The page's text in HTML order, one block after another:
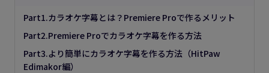
Part1.カラオケ字幕とは？Premiere Proで作るメリット
Part2.Premiere Proでカラオケ字幕を作る方法
Part3.より簡単にカラオケ字幕を作る方法（HitPaw
Edimakor編）